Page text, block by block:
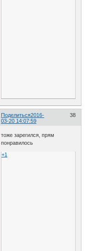
Поделиться 38
2016-
03-20 14:07:59
тоже зарегился, прям
понравилось
+1